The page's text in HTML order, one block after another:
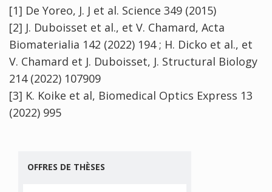
[1] De Yoreo, J. J et al. Science 349 (2015)
[2] J. Duboisset et al., et V. Chamard, Acta
Biomaterialia 142 (2022) 194 ; H. Dicko et al., et
V. Chamard et J. Duboisset, J. Structural Biology
214 (2022) 107909
[3] K. Koike et al, Biomedical Optics Express 13
(2022) 995
OFFRES DE THÈSES